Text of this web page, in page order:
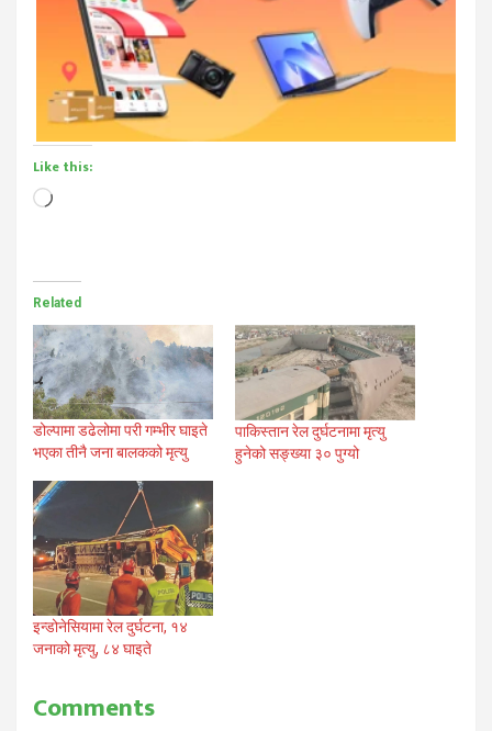
Like this:
Loading…
Related
डोल्पामा डढेलोमा परी गम्भीर घाइते
भएका तीनै जना बालकको मृत्यु
पाकिस्तान रेल दुर्घटनामा मृत्यु
हुनेको सङ्ख्या ३० पुग्यो
इन्डोनेसियामा रेल दुर्घटना, १४
जनाको मृत्यु, ८४ घाइते
Comments